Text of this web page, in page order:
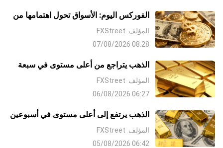
الفوركس اليوم: الأسواق تحول اهتمامها من
الشرق الأوسط إلى بيانات الوظائف غير
الزراعية NFP
المؤلف FXStreet
08:28 07/08/2026
الذهب يتراجع من أعلى مستوى في سبعة
أسابيع مع صعوبة الثيران في إيجاد قبول
فوق 4300 دولار
المؤلف FXStreet
06:27 06/08/2026
الذهب يرتفع إلى أعلى مستوى في أسبوعين
مع تراجع الدولار على آمال التوصل إلى
اتفاق مع إيران وتراجع رهانات رفع معدلات
المؤلف FXStreet
06:42 05/08/2026